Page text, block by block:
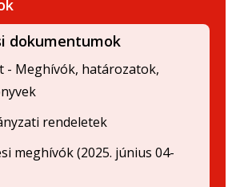
dokumentumok
- Meghívók, határozatok,
rendeletek
meghívók (2025. június 04-